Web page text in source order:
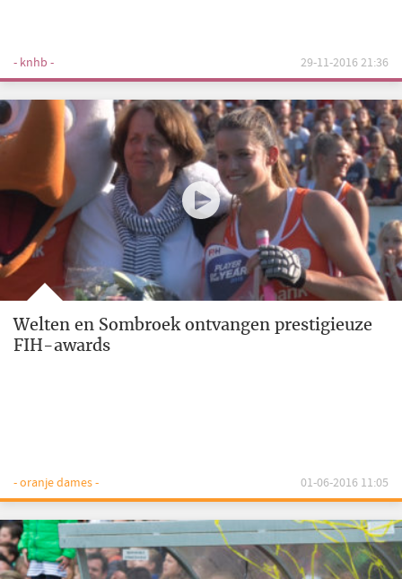
- knhb - 29-11-2016 21:36
Welten en Sombroek ontvangen prestigieuze
FIH-awards
- oranje dames - 01-06-2016 11:05